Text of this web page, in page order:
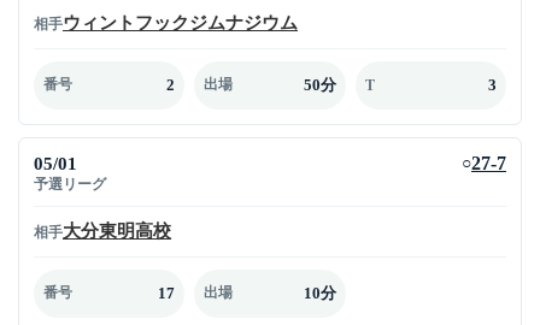
相手ウィントフックジムナジウム
番号 2 出場 50分 T 3
05/01
予選リーグ
○27-7
相手大分東明高校
番号 17 出場 10分